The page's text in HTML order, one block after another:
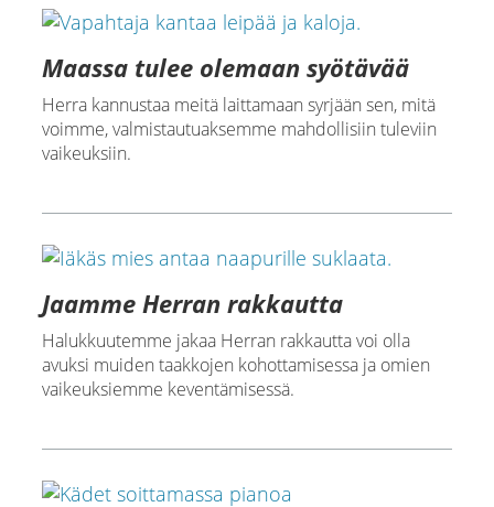
Maassa tulee olemaan syötävää
Herra kannustaa meitä laittamaan syrjään sen, mitä
voimme, valmistautuaksemme mahdollisiin tuleviin
vaikeuksiin.
Jaamme Herran rakkautta
Halukkuutemme jakaa Herran rakkautta voi olla
avuksi muiden taakkojen kohottamisessa ja omien
vaikeuksiemme keventämisessä.